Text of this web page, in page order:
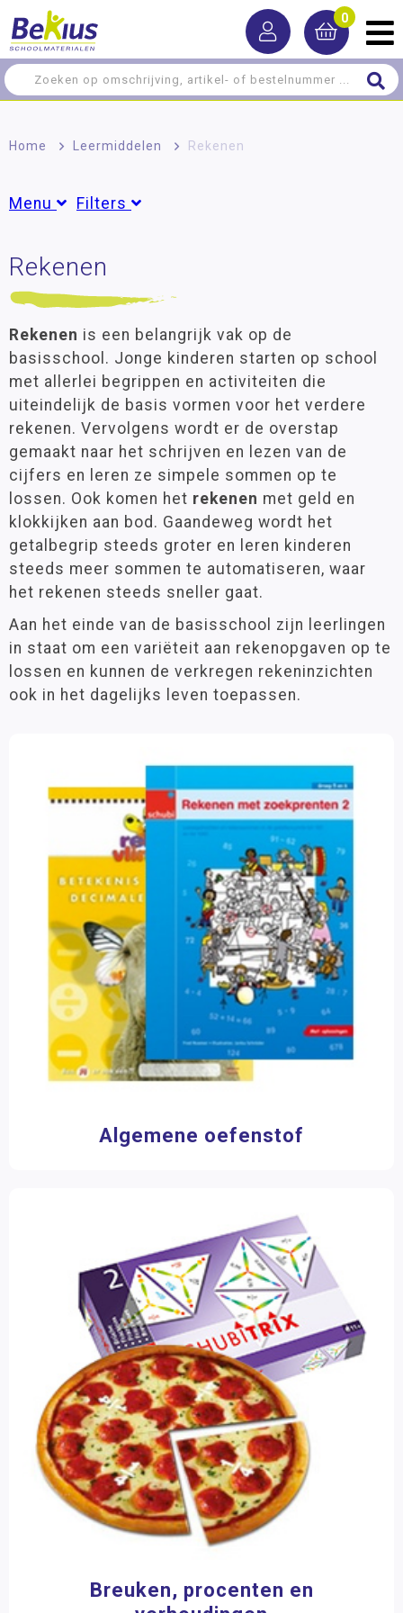
0
Home > Leermiddelen > Rekenen
Menu Filters
Algemene oefenstof
Geld
MAB materiaal
Meten, wegen en meetkunde
Montessori
Oefenstof snelle rekenaars
Rekenhulpmiddelen
Ruimtelijk Begrip
Rekenontwikkeling
Rekenspelletjes
Tijd
Vermenigvuldigen en delen
Taal
Lezen
Wereldoriëntatie
Engels
Wetenschap en techniek
Sociaal-emotionele ontwikkeling
Posters en onderleggers
Beloningsmateriaal
Mens & Maatschappij
Bewegend leren
Kunstzinnige vorming
Groepen
Peuter
Groep 1(153)
Groep 2(208)
Groep 3
(287)
Groep 4(309)
Groep 5 (305)
Groep 6
(278)
Groep 7
(250)
Groep 8(236)
VO(61)
Thema
Cijfers(5)
Vormen en figuren(1)
Leeftijd
0 - 3 jaar(4)
3 - 6 jaar(199)
(69)
7 jaar(1)
10 jaar(2)
11 jaar(1)
Materiaalkeuze
Accessoires
Antwoordenboeken(89)
Bouw- en constructiematerialen(8)
Digitale (les)materialen
(2)
Handleidingen
Hulpmiddelen(173)
Naslagwerken(5)
(11)
(1)
Puzzels(6)
Toon meer
Aantal spelers
1 speler(22)
2 - 4 spelers(33)
4 - 6 spelers(9)
6 > spelers (6)
Speelduur
0 - 15 minuten(7)
15 - 30 minuten(6)
Rekenen
Rekenen is een belangrijk vak op de
basisschool. Jonge kinderen starten op school
met allerlei begrippen en activiteiten die
uiteindelijk de basis vormen voor het verdere
rekenen. Vervolgens wordt er de overstap
gemaakt naar het schrijven en lezen van de
cijfers en leren ze simpele sommen op te
lossen. Ook komen het rekenen met geld en
klokkijken aan bod. Gaandeweg wordt het
getalbegrip steeds groter en leren kinderen
steeds meer sommen te automatiseren, waar
het rekenen steeds sneller gaat.
Aan het einde van de basisschool zijn leerlingen
in staat om een variëteit aan rekenopgaven op te
lossen en kunnen de verkregen rekeninzichten
ook in het dagelijks leven toepassen.
Algemene oefenstof
Breuken, procenten en